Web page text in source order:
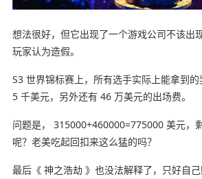
想法很好，但它出现了一个游戏公司不该
玩家认为造假。
S3 世界锦标赛上，所有选手实际上能拿到
5 千美元，另外还有 46 万美元的出场费。
问题是， 315000+460000=775000 美元，
呢？老美吃起回扣来这么猛的吗？
最后《 神之浩劫 》也没法解释了，只好自